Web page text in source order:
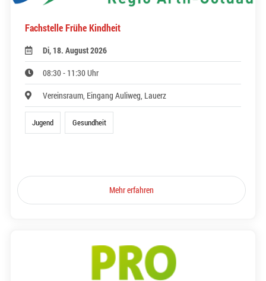
Fachstelle Frühe Kindheit
Di, 18. August 2026
08:30 - 11:30 Uhr
Vereinsraum, Eingang Auliweg, Lauerz
Jugend Gesundheit
Mehr erfahren